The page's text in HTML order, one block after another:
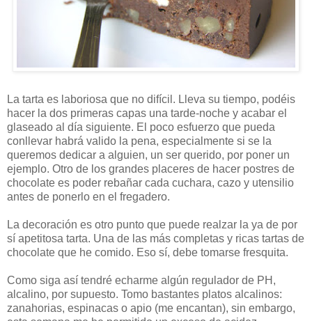
La tarta es laboriosa que no difícil. Lleva su tiempo, podéis
hacer la dos primeras capas una tarde-noche y acabar el
glaseado al día siguiente. El poco esfuerzo que pueda
conllevar habrá valido la pena, especialmente si se la
queremos dedicar a alguien, un ser querido, por poner un
ejemplo. Otro de los grandes placeres de hacer postres de
chocolate es poder rebañar cada cuchara, cazo y utensilio
antes de ponerlo en el fregadero.
La decoración es otro punto que puede realzar la ya de por
sí apetitosa tarta. Una de las más completas y ricas tartas de
chocolate que he comido. Eso sí, debe tomarse fresquita.
Como siga así tendré echarme algún regulador de PH,
alcalino, por supuesto. Tomo bastantes platos alcalinos:
zanahorias, espinacas o apio (me encantan), sin embargo,